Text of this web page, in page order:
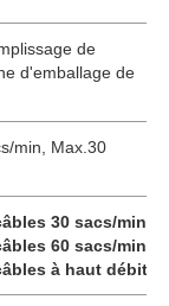
de
d'emballage de
min, Max.30
30 sacs/min
60 sacs/min
à haut débit